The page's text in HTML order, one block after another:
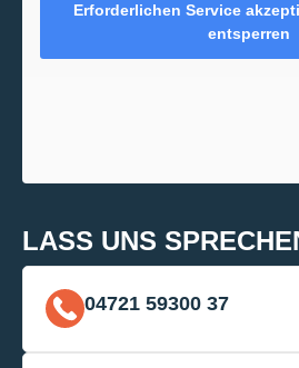
Erforderlichen Service
entsperren
LASS UNS
04721 59300 37